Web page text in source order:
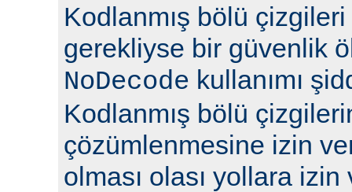
Kodlanmış bölü
gerekliyse bir güvenlik
NoDecode kullanımı
Kodlanmış bölü
çözümlenmesine izin
olması olası yollara